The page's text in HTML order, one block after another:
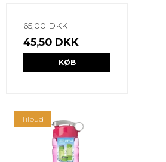
65,00 DKK
45,50 DKK
KØB
Tilbud